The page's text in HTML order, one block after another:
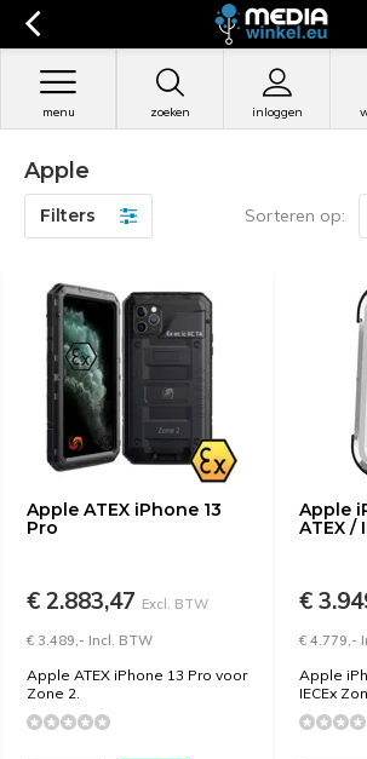
zoeken inloggen
menu
Apple
Filters Sorteren op:
Apple ATEX iPhone 13
Pro
€ 2.883,47 Excl. BTW
€ 3.489,- Incl. BTW
Apple ATEX iPhone 13 Pro voor
Zone 2.
Apple
ATEX /
€
€ 4.779,-
Apple
IECEx